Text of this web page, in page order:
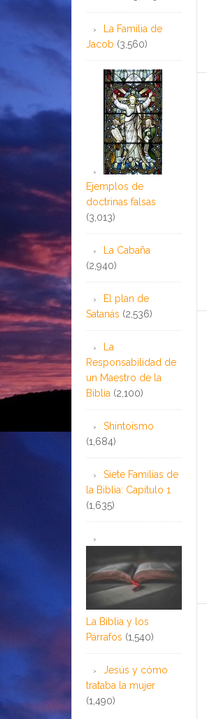
La Familia de
Jacob (3,560)
Ejemplos de
doctrinas falsas
(3,013)
La Cabaña
(2,940)
El plan de
Satanás (2,536)
La
Responsabilidad de
un Maestro de la
Biblia (2,100)
Shintoísmo
(1,684)
Siete Familias de
la Biblia: Capítulo 1
(1,635)
La Biblia y los
Párrafos (1,540)
Jesús y cómo
trataba la mujer
(1,490)